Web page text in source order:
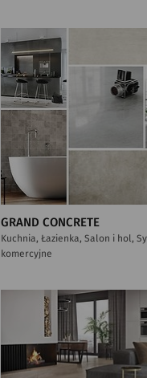
GRAND CONCRETE
Kuchnia, Łazienka, Salon i hol,
komercyjne